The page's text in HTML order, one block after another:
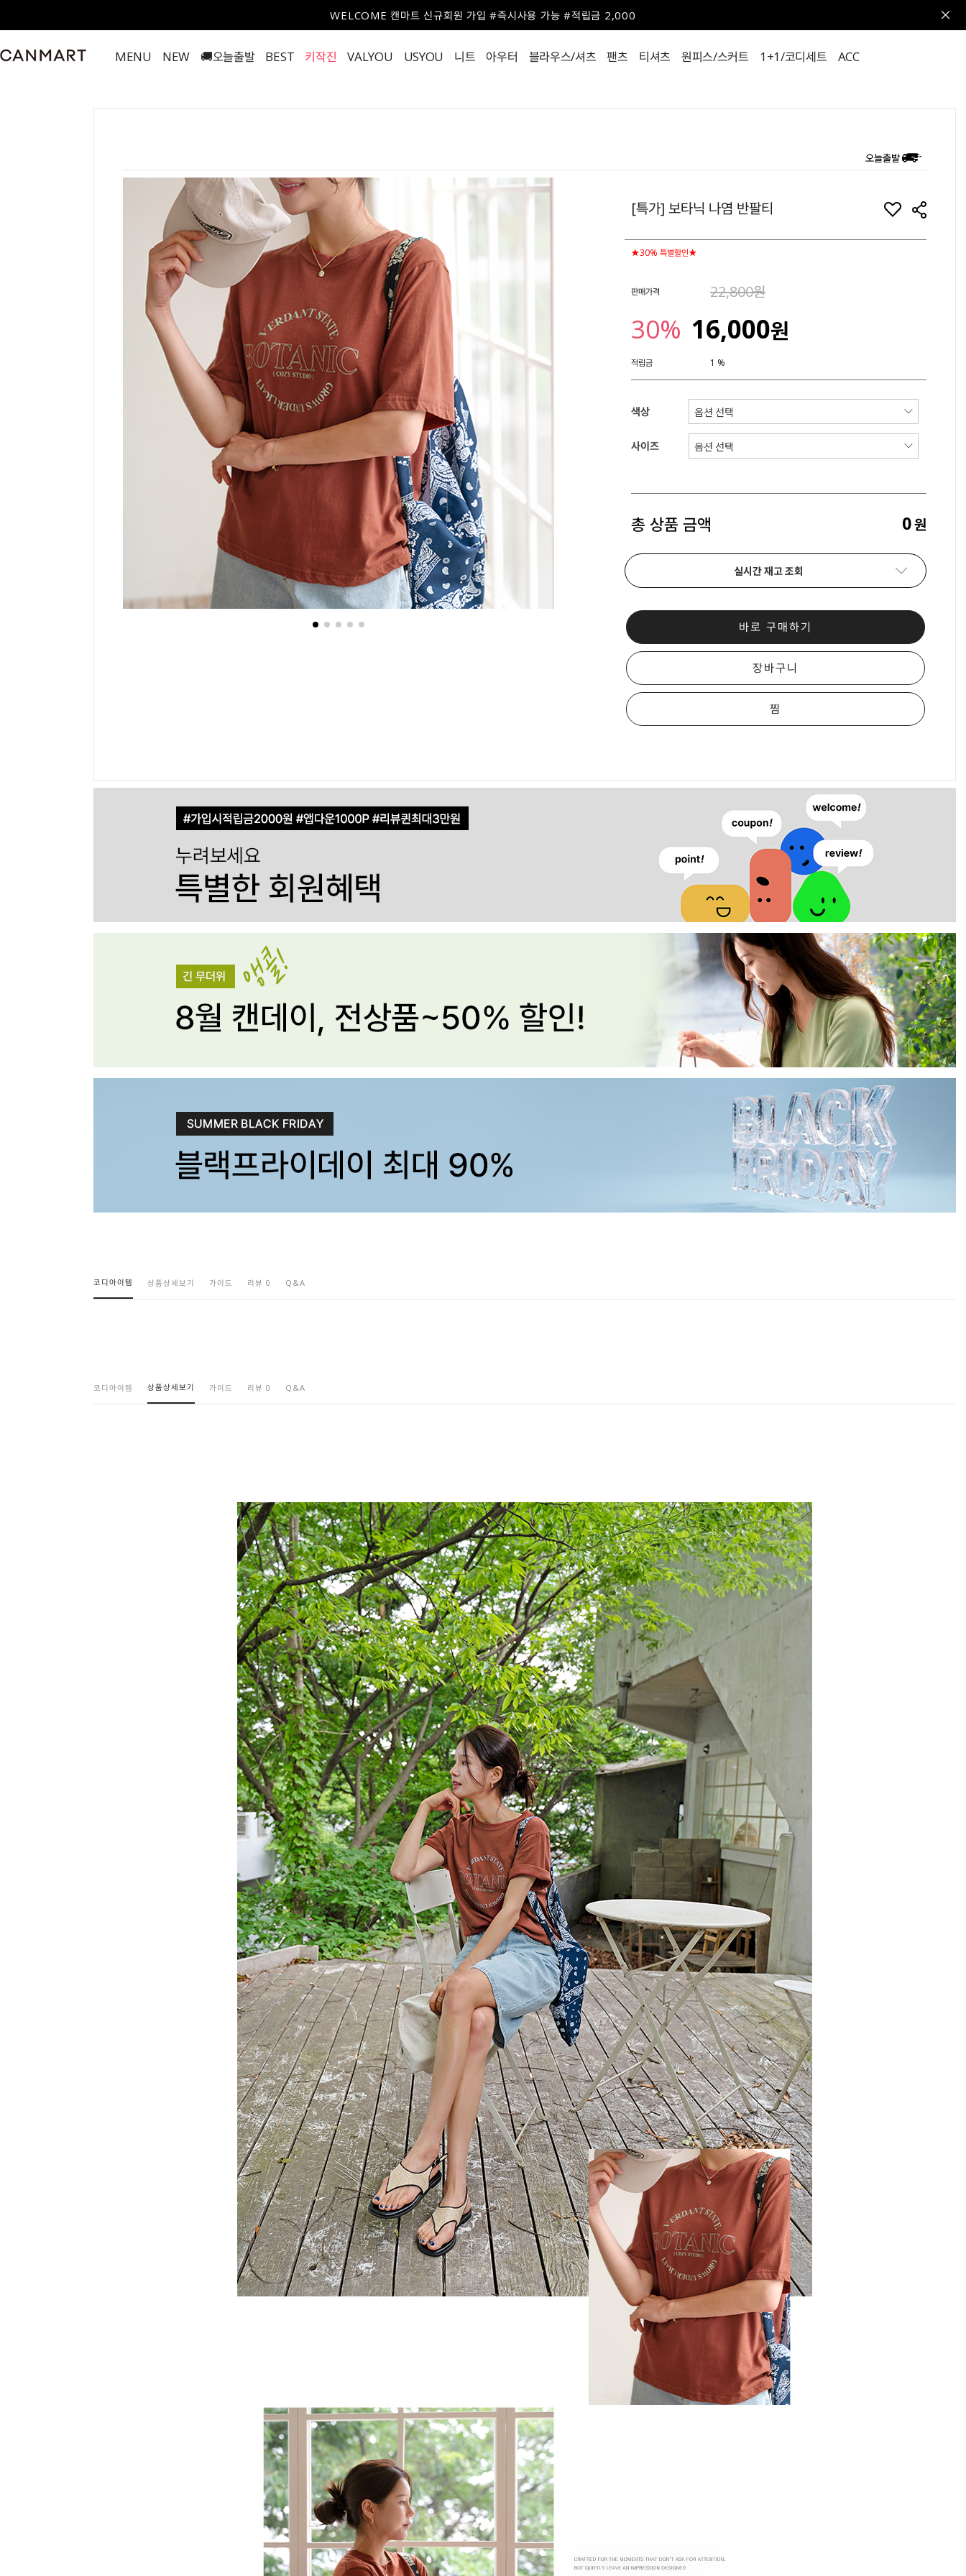
WELCOME 캔마트 신규회원 가입 #즉시사용 가능 #적립금 2,000
MENU NEW 🚚오늘출발 BEST 키작진 VALYOU USYOU 니트 아우터 블라우스/셔츠 팬츠 티셔츠 원피스/스커트 1+1/코디세트 ACC
[특가] 보타닉 나염 반팔티
★30% 특별할인★
판매가격 22,800원
30% 16,000원
적립금 1 %
색상
사이즈
총 상품 금액 0원
실시간 재고 조회
바로 구매하기
장바구니
찜
코디아이템 상품상세보기 가이드 리뷰 0 Q&A
코디아이템 상품상세보기 가이드 리뷰 0 Q&A